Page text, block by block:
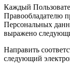
Каждый
Правообладателю
Персональных
выражено
Направить
следующий